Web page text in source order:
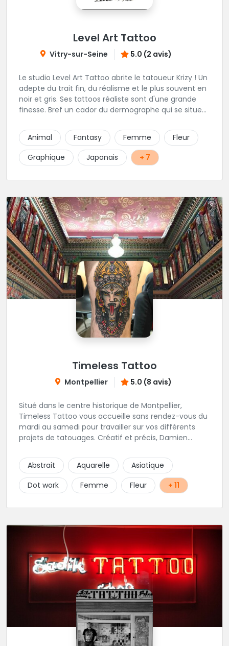
Level Art Tattoo
Vitry-sur-Seine 5.0 (2 avis)
Le studio Level Art Tattoo abrite le tatoueur Krizy ! Un
adepte du trait fin, du réalisme et le plus souvent en
noir et gris. Ses tattoos réaliste sont d'une grande
finesse. Bref un cador du dermographe qui se situe
Animal
Fantasy Femme
Fleur
Graphique
Japonais + 7
Timeless Tattoo
Montpellier 5.0 (8 avis)
Situé dans le centre historique de Montpellier,
Timeless Tattoo vous accueille sans rendez-vous du
mardi au samedi pour travailler sur vos différents
projets de tatouages. Créatif et précis, Damien
sans failles. Spécialisé dans le tatouage traditionnel,
old school, mais également à l'aise dans la
réalisation de pièces de styles différents : Dotwork,
Japonais, Graphique, mandala .. N'hésitez pas à le
Abstrait Aquarelle
Asiatique
Dot work
Femme Fleur + 11